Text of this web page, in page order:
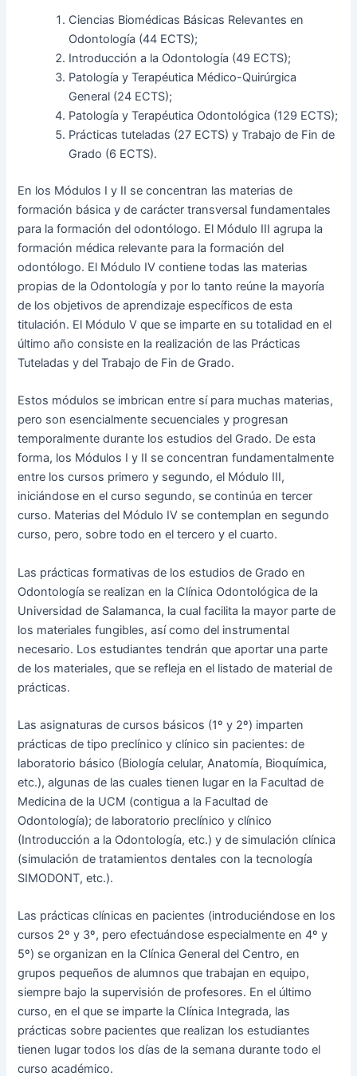
Ciencias Biomédicas Básicas Relevantes en
Odontología (44 ECTS);
Introducción a la Odontología (49 ECTS);
Patología y Terapéutica Médico-Quirúrgica
General (24 ECTS);
Patología y Terapéutica Odontológica (129 ECTS);
Prácticas tuteladas (27 ECTS) y Trabajo de Fin de
Grado (6 ECTS).
En los Módulos I y II se concentran las materias de
formación básica y de carácter transversal fundamentales
para la formación del odontólogo. El Módulo III agrupa la
formación médica relevante para la formación del
odontólogo. El Módulo IV contiene todas las materias
propias de la Odontología y por lo tanto reúne la mayoría
de los objetivos de aprendizaje específicos de esta
titulación. El Módulo V que se imparte en su totalidad en el
último año consiste en la realización de las Prácticas
Tuteladas y del Trabajo de Fin de Grado.
Estos módulos se imbrican entre sí para muchas materias,
pero son esencialmente secuenciales y progresan
temporalmente durante los estudios del Grado. De esta
forma, los Módulos I y II se concentran fundamentalmente
entre los cursos primero y segundo, el Módulo III,
iniciándose en el curso segundo, se continúa en tercer
curso. Materias del Módulo IV se contemplan en segundo
curso, pero, sobre todo en el tercero y el cuarto.
Las prácticas formativas de los estudios de Grado en
Odontología se realizan en la Clínica Odontológica de la
Universidad de Salamanca, la cual facilita la mayor parte de
los materiales fungibles, así como del instrumental
necesario. Los estudiantes tendrán que aportar una parte
de los materiales, que se refleja en el listado de material de
prácticas.
Las asignaturas de cursos básicos (1º y 2º) imparten
prácticas de tipo preclínico y clínico sin pacientes: de
laboratorio básico (Biología celular, Anatomía, Bioquímica,
etc.), algunas de las cuales tienen lugar en la Facultad de
Medicina de la UCM (contigua a la Facultad de
Odontología); de laboratorio preclínico y clínico
(Introducción a la Odontología, etc.) y de simulación clínica
(simulación de tratamientos dentales con la tecnología
SIMODONT, etc.).
Las prácticas clínicas en pacientes (introduciéndose en los
cursos 2º y 3º, pero efectuándose especialmente en 4º y
5º) se organizan en la Clínica General del Centro, en
grupos pequeños de alumnos que trabajan en equipo,
siempre bajo la supervisión de profesores. En el último
curso, en el que se imparte la Clínica Integrada, las
prácticas sobre pacientes que realizan los estudiantes
tienen lugar todos los días de la semana durante todo el
curso académico.